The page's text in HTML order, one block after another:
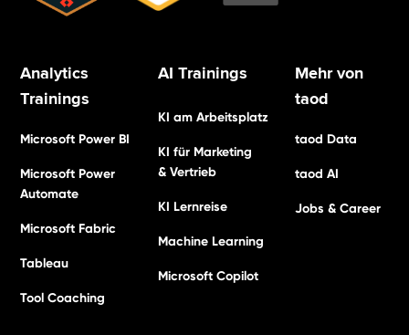
Analytics
Trainings
Microsoft Power BI
Microsoft Power
Automate
Microsoft Fabric
Tableau
Tool Coaching
AI Trainings
KI am Arbeitsplatz
KI für Marketing
& Vertrieb
KI Lernreise
Machine Learning
Microsoft Copilot
Mehr von
taod
taod Data
taod AI
Jobs & Career